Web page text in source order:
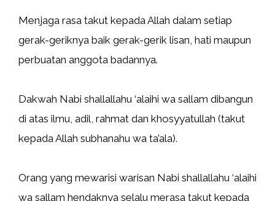
Menjaga rasa takut kepada Allah dalam setiap
gerak-geriknya baik gerak-gerik lisan, hati maupun
perbuatan anggota badannya.
Dakwah Nabi shallallahu ‘alaihi wa sallam dibangun
di atas ilmu, adil, rahmat dan khosyyatullah (takut
kepada Allah subhanahu wa ta’ala).
Orang yang mewarisi warisan Nabi shallallahu ‘alaihi
wa sallam hendaknya selalu merasa takut kepada